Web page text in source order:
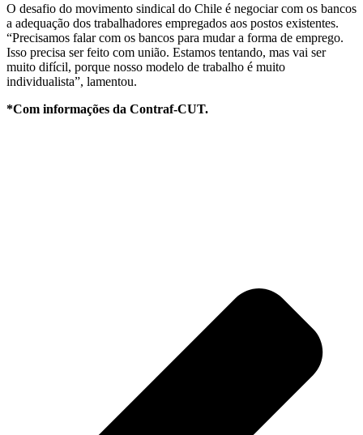
O desafio do movimento sindical do Chile é negociar com os bancos
a adequação dos trabalhadores empregados aos postos existentes.
“Precisamos falar com os bancos para mudar a forma de emprego.
Isso precisa ser feito com união. Estamos tentando, mas vai ser
muito difícil, porque nosso modelo de trabalho é muito
individualista”, lamentou.
*Com informações da Contraf-CUT.